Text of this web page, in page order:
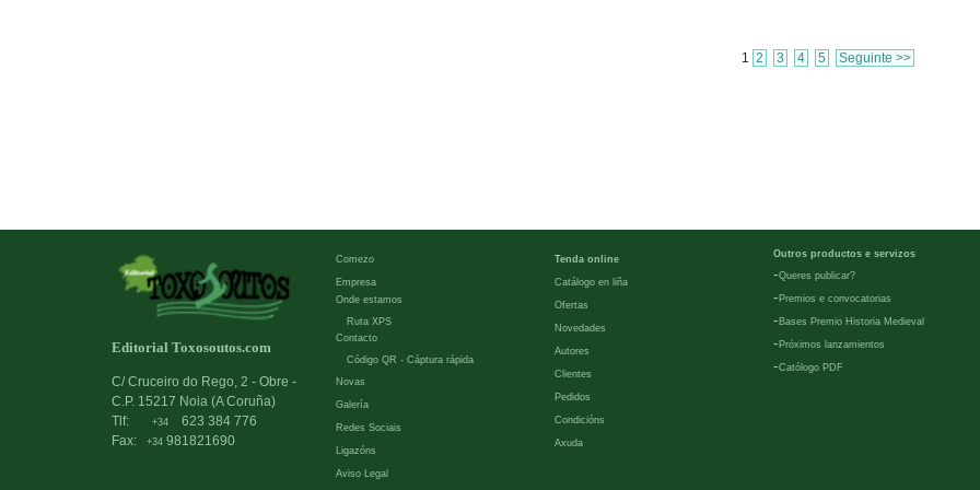
1 2 3 4 5 Seguinte >>
Editorial Toxosoutos.com
C/ Cruceiro do Rego, 2 - Obre -
C.P. 15217 Noia (A Coruña)
Tlf:
+34
623 384 776
Fax:
+34 981821690
Comezo
Empresa
Onde estamos
Ruta XPS
Contacto
Código QR - Cáptura rápida
Novas
Galería
Redes Sociais
Ligazóns
Aviso Legal
Tenda online
Catálogo en liña
Ofertas
Novedades
Autores
Clientes
Pedidos
Condicións
Axuda
Outros productos e servizos
-Queres publicar?
- Premios e convocatorias
- Bases Premio Historia Medieval
- Próximos lanzamientos
-Católogo PDF